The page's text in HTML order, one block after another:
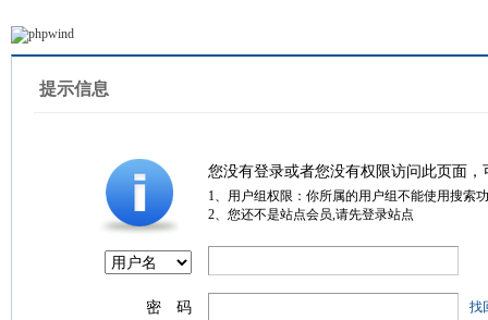
提示信息
您没有登录或者您没有权限访问此页面
1、用户组权限：你所属的用户组不能使用搜索
2、您还不是站点会员,请先登录站点
密 码 找